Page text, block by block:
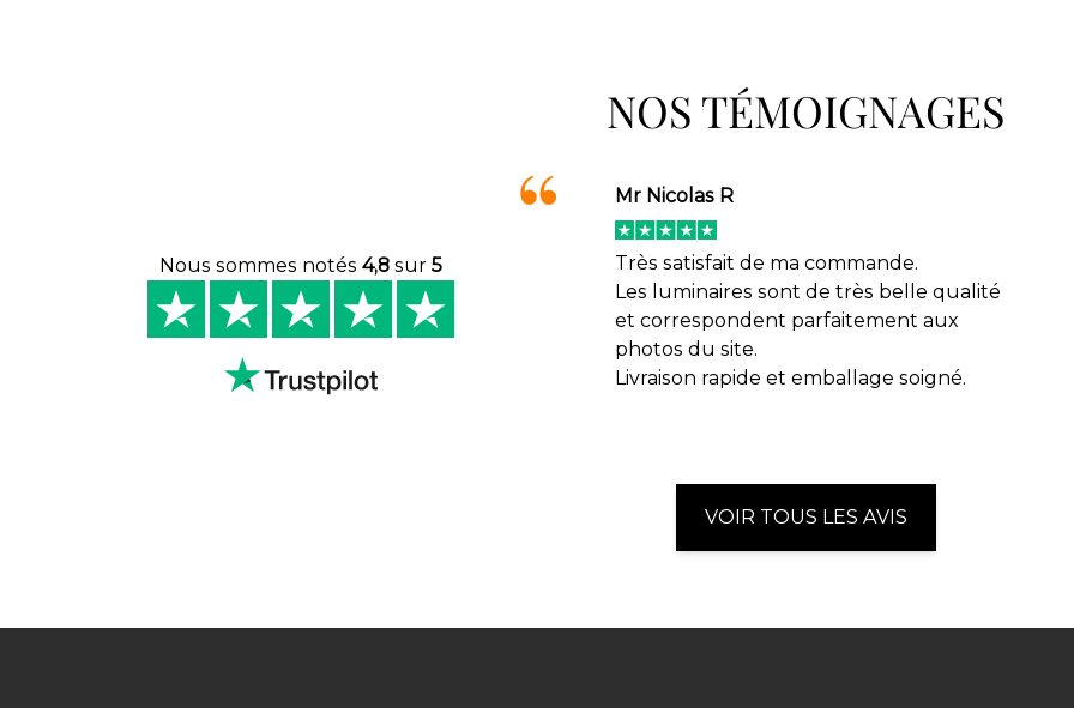
NOS TÉMOIGNAGES
Nous sommes notés 4,8sur 5
Mr Nicolas R
Très satisfait de ma commande.
Les luminaires sont de très belle qualité
et correspondent parfaitement aux
photos du site.
Livraison rapide et emballage soigné.
VOIR TOUS LES AVIS